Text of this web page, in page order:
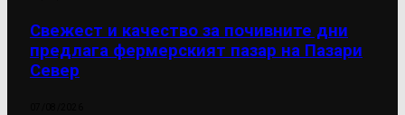
Свежест и качество за почивните дни
предлага фермерският пазар на Пазари
Север